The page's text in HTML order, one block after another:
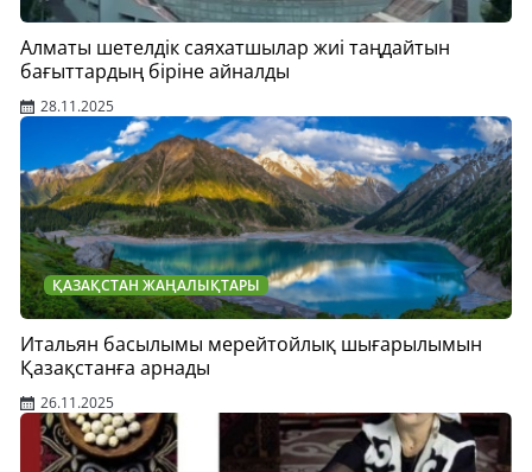
Алматы шетелдік саяхатшылар жиі таңдайтын
бағыттардың біріне айналды
28.11.2025
ҚАЗАҚСТАН ЖАҢАЛЫҚТАРЫ
Итальян басылымы мерейтойлық шығарылымын
Қазақстанға арнады
26.11.2025